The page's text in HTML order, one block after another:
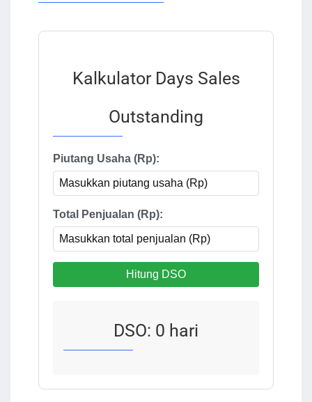
Kalkulator Days Sales
Outstanding
Piutang Usaha (Rp):
Total Penjualan (Rp):
Hitung DSO
DSO: 0 hari